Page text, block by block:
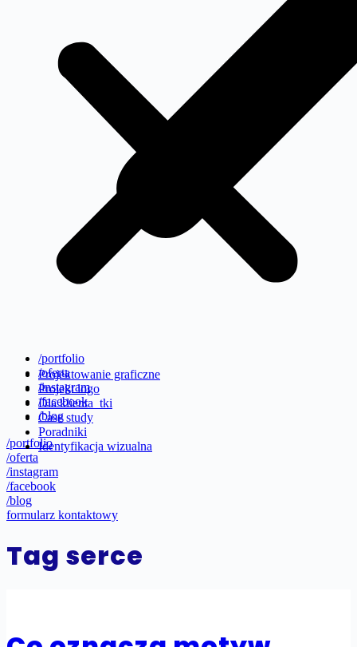
Projektowanie graficzne
Projekt logo
Dla klienta_tki
Case study
Poradniki
Identyfikacja wizualna
/portfolio
/oferta
/instagram
/facebook
/blog
/portfolio
/oferta
/instagram
/facebook
/blog
formularz kontaktowy
Tag serce